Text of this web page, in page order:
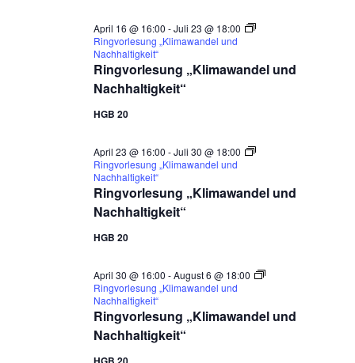
Ringvorlesung „Klimawandel und
Nachhaltigkeit“
April 16 @ 16:00 -Juli 23 @ 18:00
Ringvorlesung „Klimawandel und
Nachhaltigkeit“
HGB 20
Ringvorlesung „Klimawandel und
Nachhaltigkeit“
April 23 @ 16:00 -Juli 30 @ 18:00
Ringvorlesung „Klimawandel und
Nachhaltigkeit“
HGB 20
Ringvorlesung „Klimawandel und
Nachhaltigkeit“
April 30 @ 16:00 -August 6 @ 18:00
Ringvorlesung „Klimawandel und
Nachhaltigkeit“